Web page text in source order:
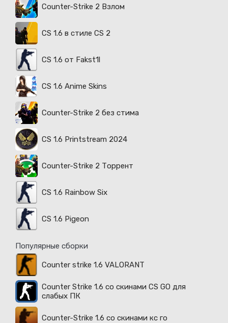
Counter-Strike 2 Взлом
CS 1.6 в стиле CS 2
CS 1.6 от Fakst1l
CS 1.6 Anime Skins
Counter-Strike 2 без стима
CS 1.6 Printstream 2024
Counter-Strike 2 Торрент
CS 1.6 Rainbow Six
CS 1.6 Pigeon
Популярные сборки
Counter strike 1.6 VALORANT
Counter Strike 1.6 со скинами CS GO для
слабых ПК
Counter-Strike 1.6 со скинами кс го